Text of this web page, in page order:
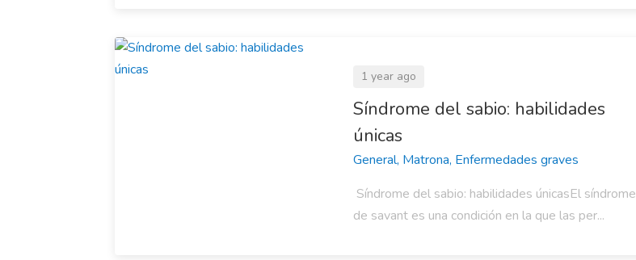
1 year ago
Síndrome del sabio: habilidades
únicas
General, Matrona, Enfermedades graves
Síndrome del sabio: habilidades únicasEl síndrome
de savant es una condición en la que las per...